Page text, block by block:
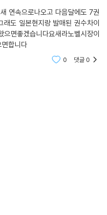
연속으로나오고 다음달에도 7권
래도 일본현지랑 발매된 권수차이
면좋겠습니다요새라노벨시장이
면합니다
0 댓글0